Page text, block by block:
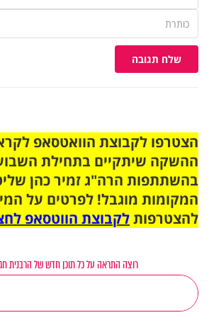
שלח תגובה
ההשקה שיתקיים בתחילת
בהשתתפות הרה"ג זמיר כהן
המקומות מוגבל! לפרטים על
להצטרפותלקבוצת הווטסאפ
רוצה התראה על כל תוכן חדש של הרבנית